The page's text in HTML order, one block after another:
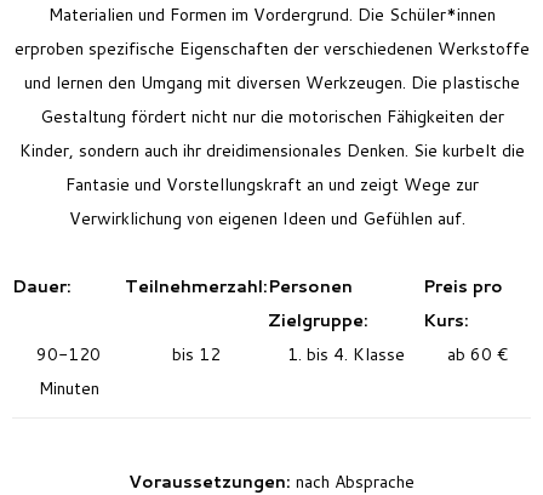
Materialien und Formen im Vordergrund. Die Schüler*innen
erproben spezifische Eigenschaften der verschiedenen Werkstoffe
und lernen den Umgang mit diversen Werkzeugen. Die plastische
Gestaltung fördertnicht nur die motorischen Fähigkeiten der
Kinder, sondern auch ihr dreidimensionales Denken. Sie kurbelt die
Fantasie und Vorstellungskraft an und zeigt Wege zur
Verwirklichung von eigenen Ideen und Gefühlen auf.
Dauer: Teilnehmerzahl:Personen
Zielgruppe:
Preis pro
Kurs:
90-120
Minuten
bis 12 1. bis 4. Klasse ab 60 €
Voraussetzungen: nach Absprache